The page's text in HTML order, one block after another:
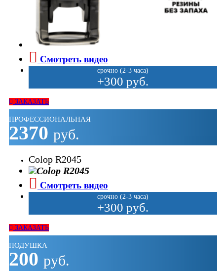
Смотреть видео
срочно (2-3 часа)
+300 руб.
ЗАКАЗАТЬ
ПРОФЕССИОНАЛЬНАЯ
2370 руб.
Colop R2045
Смотреть видео
срочно (2-3 часа)
+300 руб.
ЗАКАЗАТЬ
ПОДУШКА
200 руб.